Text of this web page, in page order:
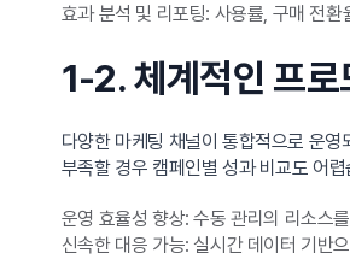
효과 분석 및 리포팅: 사용률, 구매 전
1-2. 체계적인 프로
다양한 마케팅 채널이 통합적으로 운영
부족할 경우 캠페인별 성과 비교도 어
운영 효율성 향상: 수동 관리의 리소스
신속한 대응 가능: 실시간 데이터 기반